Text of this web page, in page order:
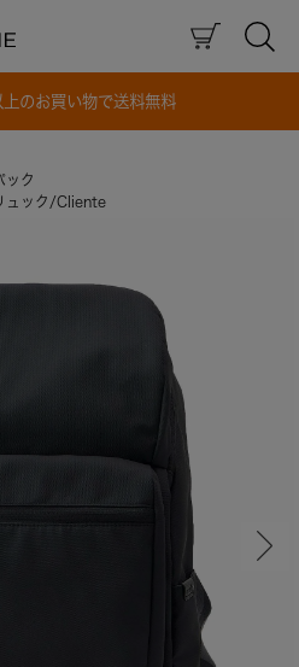
のお買い物で送料無料
ック
ュック/Cliente